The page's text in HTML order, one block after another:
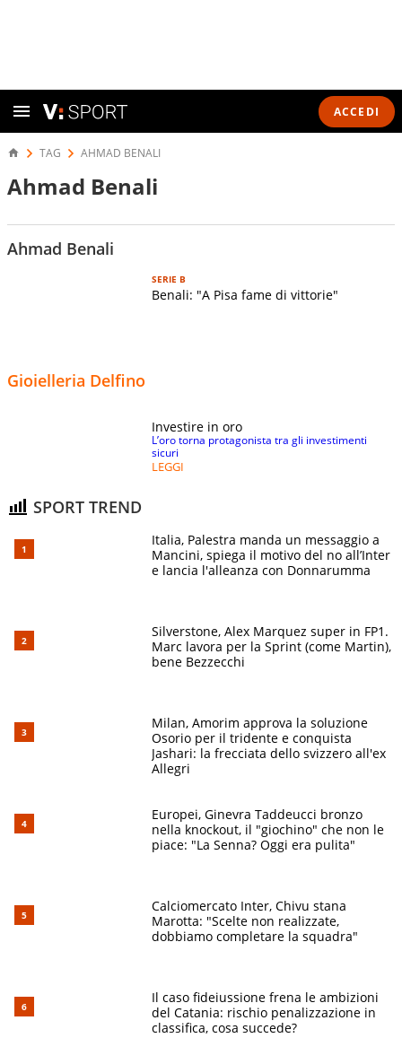
ACCEDI
TAG AHMAD BENALI
Ahmad Benali
Ahmad Benali
SERIE B
Benali: "A Pisa fame di vittorie"
Gioielleria Delfino
Investire in oro
L’oro torna protagonista tra gli investimenti
sicuri
LEGGI
SPORT TREND
Italia, Palestra manda un messaggio a
Mancini, spiega il motivo del no all’Inter
e lancia l'alleanza con Donnarumma
Silverstone, Alex Marquez super in FP1.
Marc lavora per la Sprint (come Martin),
bene Bezzecchi
Milan, Amorim approva la soluzione
Osorio per il tridente e conquista
Jashari: la frecciata dello svizzero all'ex
Allegri
Europei, Ginevra Taddeucci bronzo
nella knockout, il "giochino" che non le
piace: "La Senna? Oggi era pulita"
Calciomercato Inter, Chivu stana
Marotta: "Scelte non realizzate,
dobbiamo completare la squadra"
Il caso fideiussione frena le ambizioni
del Catania: rischio penalizzazione in
classifica, cosa succede?